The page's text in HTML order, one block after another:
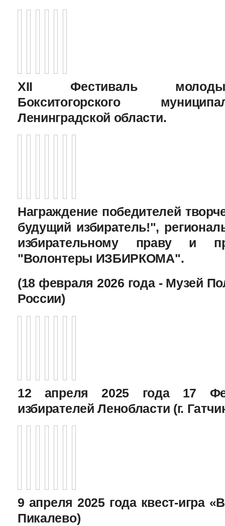
XII Фестиваль
Бокситогорского
Ленинградской области.
Награждение победителей
будущий избиратель!",
избирательному праву и
"Волонтеры ИЗБИРКОМА".
(18 февраля 2026 года - Музей
России)
12 апреля 2025 года 17
избирателей Ленобласти (г.
9 апреля 2025 года квест-игра
Пикалево)